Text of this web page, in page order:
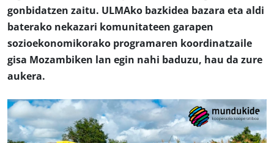
gonbidatzen zaitu. ULMAko bazkidea bazara eta aldi
baterako nekazari komunitateen garapen
sozioekonomikorako programaren koordinatzaile
gisa Mozambiken lan egin nahi baduzu, hau da zure
aukera.